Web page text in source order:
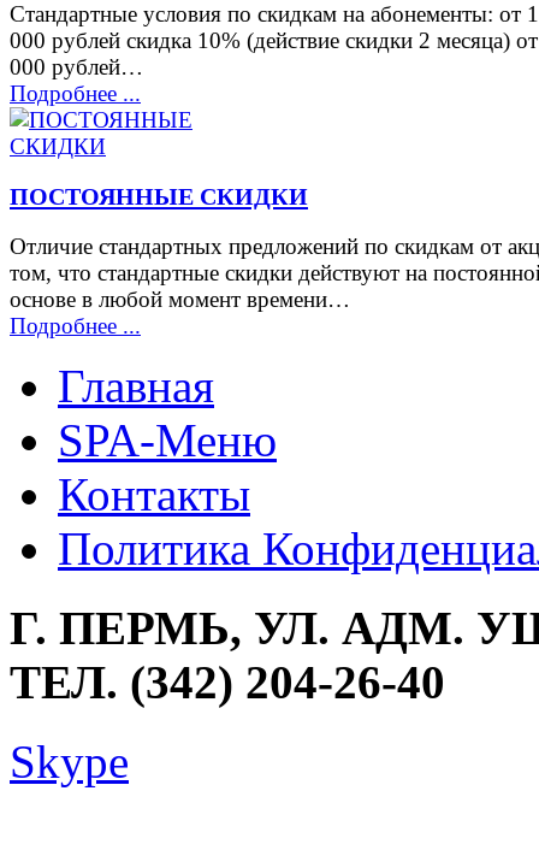
Стандартные условия по скидкам на абонементы: от
000 рублей скидка 10% (действие скидки 2 месяца)
000 рублей…
Подробнее ...
ПОСТОЯННЫЕ СКИДКИ
Отличие стандартных предложений по скидкам от
том, что стандартные скидки действуют на
основе в любой момент времени…
Подробнее ...
Главная
SPA-Меню
Контакты
Политика
Г. ПЕРМЬ, УЛ. АДМ.
ТЕЛ. (342) 204-26-40
Skype